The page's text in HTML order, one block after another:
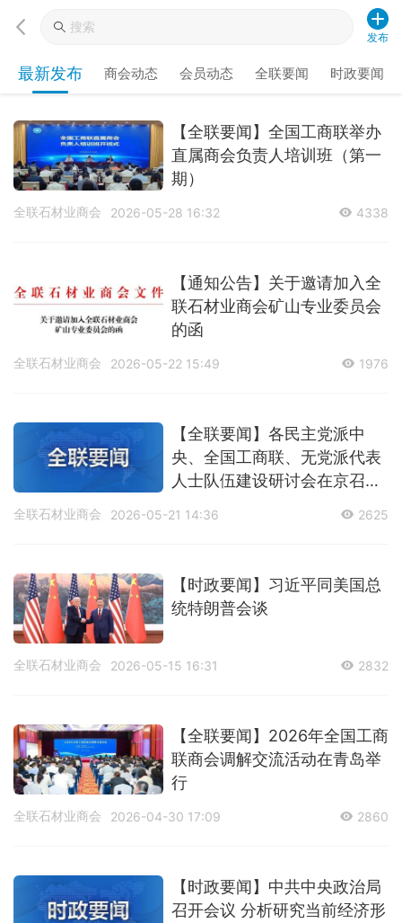
发布
最新发布 商会动态 会员动态 全联要闻 时政要闻
【全联要闻】全国工商联举办
直属商会负责人培训班（第一
期）
全联石材业商会 2026-05-28 16:32 4338
【通知公告】关于邀请加入全
联石材业商会矿山专业委员会
的函
全联石材业商会 2026-05-22 15:49 1976
【全联要闻】各民主党派中
央、全国工商联、无党派代表
人士队伍建设研讨会在京召开
全联石材业商会 2026-05-21 14:36 2625
【时政要闻】习近平同美国总
统特朗普会谈
全联石材业商会 2026-05-15 16:31 2832
【全联要闻】2026年全国工商
联商会调解交流活动在青岛举
行
全联石材业商会 2026-04-30 17:09 2860
【时政要闻】中共中央政治局
召开会议 分析研究当前经济形